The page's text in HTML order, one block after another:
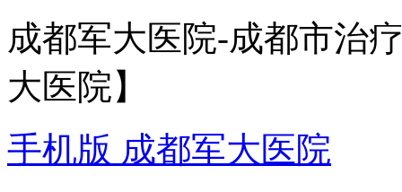
成都军大医院-成都市治
大医院】
手机版 成都军大医院